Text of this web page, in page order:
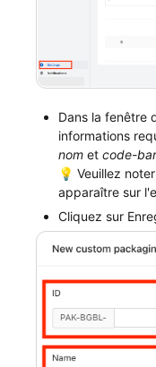
Dans la fenêtre
informations
nom etcode-
💡 Veuillez
apparaître sur
Cliquez sur